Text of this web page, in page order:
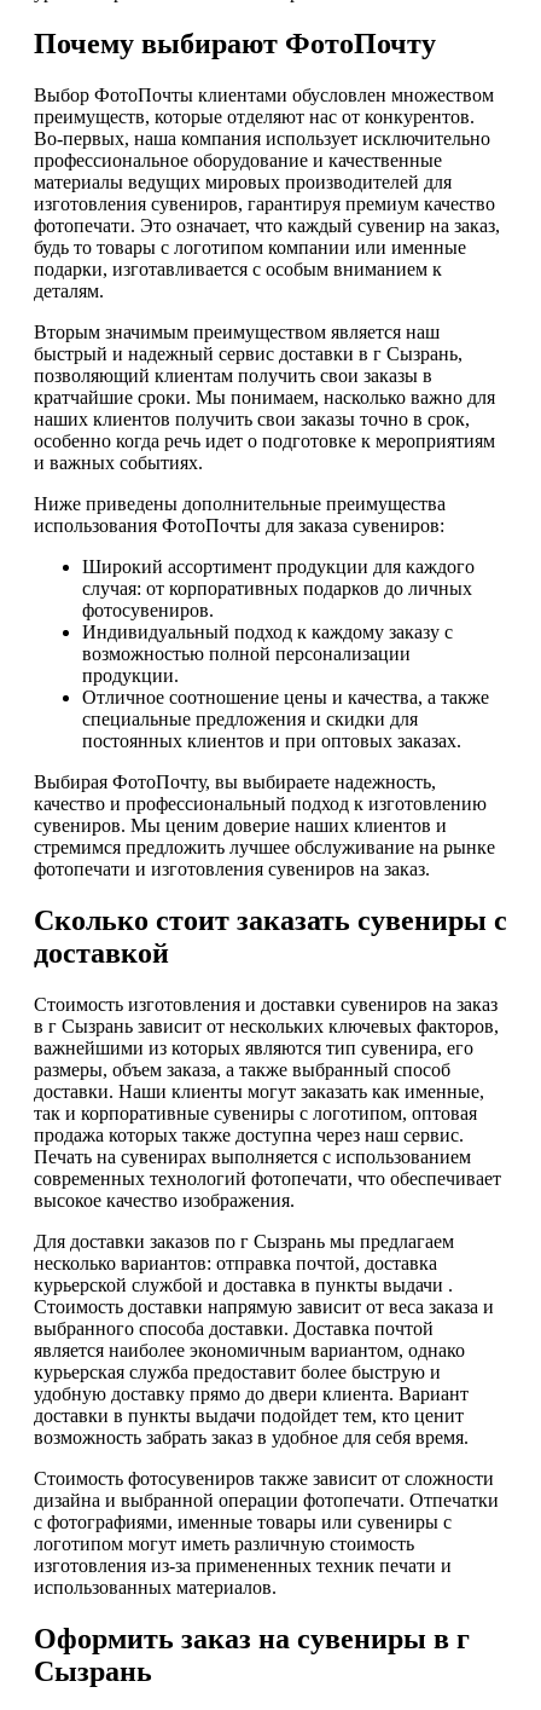
Почему выбирают ФотоПочту
Выбор ФотоПочты клиентами обусловлен множеством
преимуществ, которые отделяют нас от конкурентов.
Во-первых, наша компания использует исключительно
профессиональное оборудование и качественные
материалы ведущих мировых производителей для
изготовления сувениров, гарантируя премиум качество
фотопечати. Это означает, что каждый сувенир на заказ,
будь то товары с логотипом компании или именные
подарки, изготавливается с особым вниманием к
деталям.
Вторым значимым преимуществом является наш
быстрый и надежный сервис доставки в г Сызрань,
позволяющий клиентам получить свои заказы в
кратчайшие сроки. Мы понимаем, насколько важно для
наших клиентов получить свои заказы точно в срок,
особенно когда речь идет о подготовке к мероприятиям
и важных событиях.
Ниже приведены дополнительные преимущества
использования ФотоПочты для заказа сувениров:
Широкий ассортимент продукции для каждого
случая: от корпоративных подарков до личных
фотосувениров.
Индивидуальный подход к каждому заказу с
возможностью полной персонализации
продукции.
Отличное соотношение цены и качества, а также
специальные предложения и скидки для
постоянных клиентов и при оптовых заказах.
Выбирая ФотоПочту, вы выбираете надежность,
качество и профессиональный подход к изготовлению
сувениров. Мы ценим доверие наших клиентов и
стремимся предложить лучшее обслуживание на рынке
фотопечати и изготовления сувениров на заказ.
Сколько стоит заказать сувениры с
доставкой
Стоимость изготовления и доставки сувениров на заказ
в г Сызрань зависит от нескольких ключевых факторов,
важнейшими из которых являются тип сувенира, его
размеры, объем заказа, а также выбранный способ
доставки. Наши клиенты могут заказать как именные,
так и корпоративные сувениры с логотипом, оптовая
продажа которых также доступна через наш сервис.
Печать на сувенирах выполняется с использованием
современных технологий фотопечати, что обеспечивает
высокое качество изображения.
Для доставки заказов по г Сызрань мы предлагаем
несколько вариантов: отправка почтой, доставка
курьерской службой и доставка в пункты выдачи .
Стоимость доставки напрямую зависит от веса заказа и
выбранного способа доставки. Доставка почтой
является наиболее экономичным вариантом, однако
курьерская служба предоставит более быструю и
удобную доставку прямо до двери клиента. Вариант
доставки в пункты выдачи подойдет тем, кто ценит
возможность забрать заказ в удобное для себя время.
Стоимость фотосувениров также зависит от сложности
дизайна и выбранной операции фотопечати. Отпечатки
с фотографиями, именные товары или сувениры с
логотипом могут иметь различную стоимость
изготовления из-за примененных техник печати и
использованных материалов.
Оформить заказ на сувениры в г
Сызрань